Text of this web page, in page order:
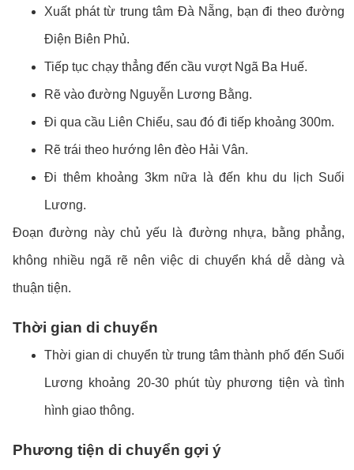
Xuất phát từ trung tâm Đà Nẵng, bạn đi theo đường
Điện Biên Phủ.
Tiếp tục chạy thẳng đến cầu vượt Ngã Ba Huế.
Rẽ vào đường Nguyễn Lương Bằng.
Đi qua cầu Liên Chiểu, sau đó đi tiếp khoảng 300m.
Rẽ trái theo hướng lên đèo Hải Vân.
Đi thêm khoảng 3km nữa là đến khu du lịch Suối
Lương.
Đoạn đường này chủ yếu là đường nhựa, bằng phẳng,
không nhiều ngã rẽ nên việc di chuyển khá dễ dàng và
thuận tiện.
Thời gian di chuyển
Thời gian di chuyển từ trung tâm thành phố đến Suối
Lương khoảng 20-30 phút tùy phương tiện và tình
hình giao thông.
Phương tiện di chuyển gợi ý